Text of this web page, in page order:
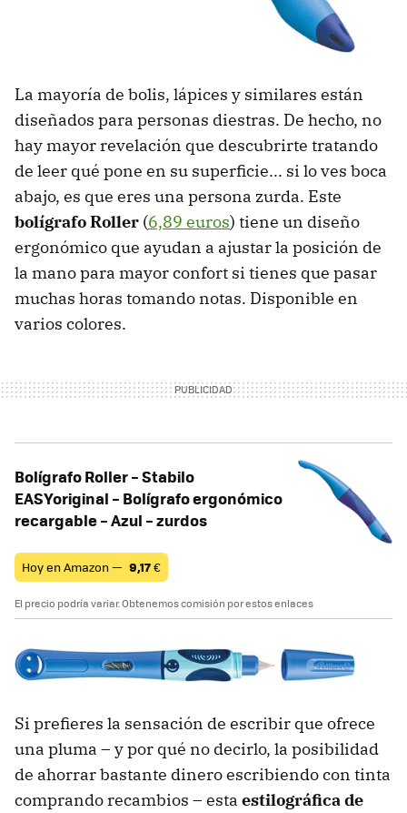
La mayoría de bolis, lápices y similares están
diseñados para personas diestras. De hecho, no
hay mayor revelación que descubrirte tratando
de leer qué pone en su superficie... si lo ves boca
abajo, es que eres una persona zurda. Este
bolígrafo Roller (6,89 euros) tiene un diseño
ergonómico que ayudan a ajustar la posición de
la mano para mayor confort si tienes que pasar
muchas horas tomando notas. Disponible en
varios colores.
Bolígrafo Roller – Stabilo
EASYoriginal – Bolígrafo ergonómico
recargable – Azul – zurdos
Hoy en Amazon — 9,17€
El precio podría variar. Obtenemos comisión por estos enlaces
Si prefieres la sensación de escribir que ofrece
una pluma – y por qué no decirlo, la posibilidad
de ahorrar bastante dinero escribiendo con tinta
comprando recambios – esta estilográfica de